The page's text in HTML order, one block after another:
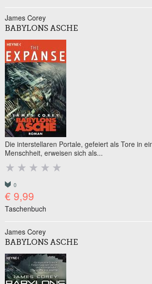
James Corey
BABYLONS ASCHE
Die interstellaren Portale, gefeiert als Tore in
Menschheit, erweisen sich als...
0
€ 9,99
Taschenbuch
James Corey
BABYLONS ASCHE